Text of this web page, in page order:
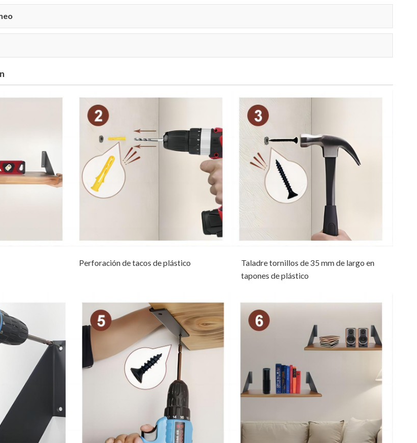
Perforación de tacos de plástico
Taladre tornillos de 35 mm de largo en
tapones de plástico